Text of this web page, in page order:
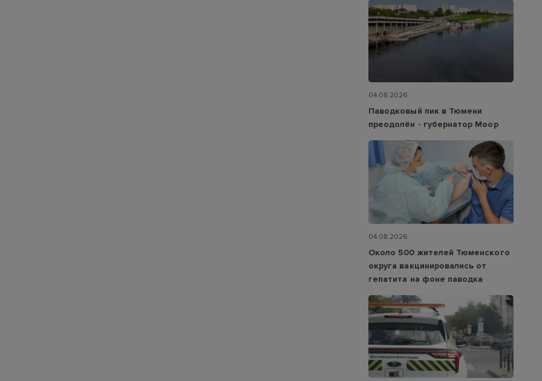
04.08.2026
Паводковый пик в Тюмени
преодолён - губернатор Моор
04.08.2026
Около 500 жителей Тюменского
округа вакцинировались от
гепатита на фоне паводка